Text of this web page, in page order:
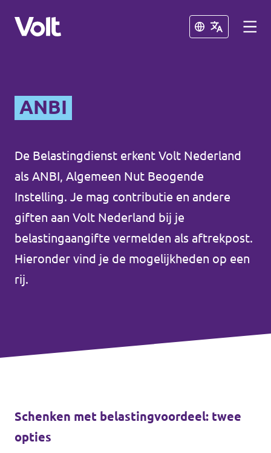
Sluiten
Volt Amsterdam
Volt Arnhem
Volt Delft
...alle Volt gemeenten
Afdelingen in de provincies
Volt Drenthe
Sluiten
Over Volt
Mensen
Nieuws
Doneer
Word actief
ANBI
De Belastingdienst erkent Volt Nederland
als ANBI, Algemeen Nut Beogende
Instelling. Je mag contributie en andere
giften aan Volt Nederland bij je
belastingaangifte vermelden als aftrekpost.
Hieronder vind je de mogelijkheden op een
rij.
Schenken met belastingvoordeel: twee
opties